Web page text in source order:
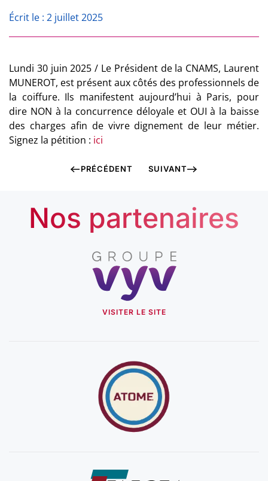
Écrit le : 2 juillet 2025
Lundi 30 juin 2025 / Le Président de la CNAMS, Laurent
MUNEROT, est présent aux côtés des professionnels de
la coiffure. Ils manifestent aujourd’hui à Paris, pour
dire NON à la concurrence déloyale et OUI à la baisse
des charges afin de vivre dignement de leur métier.
Signez la pétition : ici
PRÉCÉDENT SUIVANT
Nos partenaires
VISITER LE SITE